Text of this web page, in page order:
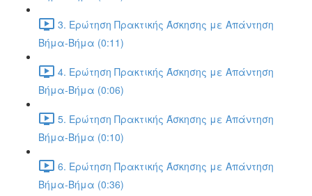
3. Ερώτηση Πρακτικής Άσκησης με Απάντηση
Βήμα-Βήμα (0:11)
4. Ερώτηση Πρακτικής Άσκησης με Απάντηση
Βήμα-Βήμα (0:06)
5. Ερώτηση Πρακτικής Άσκησης με Απάντηση
Βήμα-Βήμα (0:10)
6. Ερώτηση Πρακτικής Άσκησης με Απάντηση
Βήμα-Βήμα (0:36)